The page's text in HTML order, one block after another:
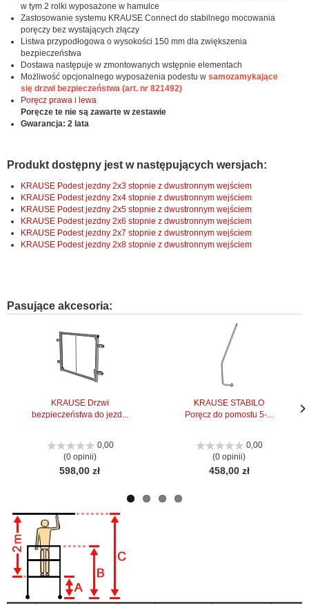
w tym 2 rolki wyposażone w hamulce
Zastosowanie systemu KRAUSE Connect do stabilnego mocowania
poręczy bez wystających złączy
Listwa przypodłogowa o wysokości 150 mm dla zwiększenia
bezpieczeństwa
Dostawa następuje w zmontowanych wstępnie elementach
Możliwość opcjonalnego wyposażenia podestu w samozamykające
się drzwi bezpieczeństwa (art. nr 821492)
Poręcz prawa i lewa
Poręcze te nie są zawarte w zestawie
Gwarancja: 2 lata
Produkt dostępny jest w następujących wersjach:
KRAUSE Podest jezdny 2x3 stopnie z dwustronnym wejściem
KRAUSE Podest jezdny 2x4 stopnie z dwustronnym wejściem
KRAUSE Podest jezdny 2x5 stopnie z dwustronnym wejściem
KRAUSE Podest jezdny 2x6 stopnie z dwustronnym wejściem
KRAUSE Podest jezdny 2x7 stopnie z dwustronnym wejściem
KRAUSE Podest jezdny 2x8 stopnie z dwustronnym wejściem
Pasujące akcesoria:
KRAUSE Drzwi
bezpieczeństwa do jezd...
0,00
(0 opinii)
598,00 zł
KRAUSE STABILO
Poręcz do pomostu 5-...
0,00
(0 opinii)
458,00 zł